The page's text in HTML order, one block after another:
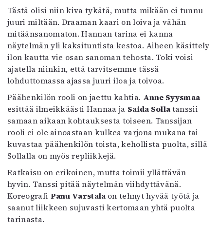
Tästä olisi niin kiva tykätä, mutta mikään ei tunnu
juuri miltään. Draaman kaari on loiva ja vähän
mitäänsanomaton. Hannan tarina ei kanna
näytelmän yli kaksituntista kestoa. Aiheen käsittely
ilon kautta vie osan sanoman tehosta. Toki voisi
ajatella niinkin, että tarvitsemme tässä
lohduttomassa ajassa juuri iloa ja toivoa.
Päähenkilön rooli on jaettu kahtia. Anne Syysmaa
esittää ilmeikkäästi Hannaa ja Saida Sollatanssii
samaan aikaan kohtauksesta toiseen. Tanssijan
rooli ei ole ainoastaan kulkea varjona mukana tai
kuvastaa päähenkilön toista, kehollista puolta, sillä
Sollalla on myös repliikkejä.
Ratkaisu on erikoinen, mutta toimii yllättävän
hyvin. Tanssi pitää näytelmän viihdyttävänä.
Koreografi Panu Varstala on tehnyt hyvää työtä ja
saanut liikkeen sujuvasti kertomaan yhtä puolta
tarinasta.